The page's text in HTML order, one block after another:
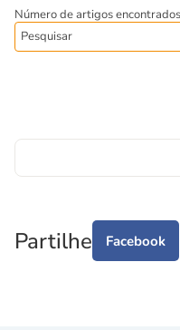
Número de artigos
Partilhe Facebook